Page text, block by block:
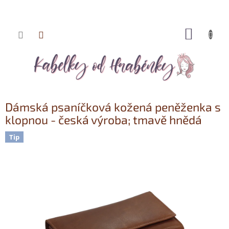
Přejít
Dámská psaníčková kožená peněženka s
klopnou - česká výroba; tmavě hnědá
Tip